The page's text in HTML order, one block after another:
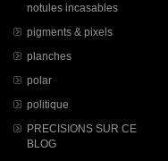
notules incasables
pigments & pixels
planches
polar
politique
PRECISIONS SUR CE
BLOG